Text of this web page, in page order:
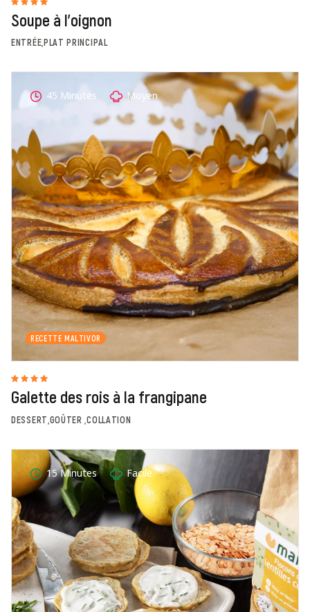
Soupe à l'oignon
ENTRÉE,PLAT PRINCIPAL
RECETTE MALTIVOR
Galette des rois à la frangipane
DESSERT,GOÛTER ,COLLATION
45 Minutes Moyen
15 Minutes Facile